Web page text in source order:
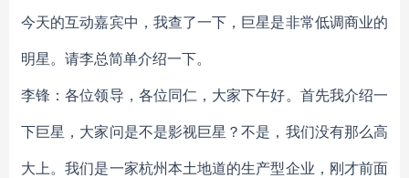
今天的互动嘉宾中，我查了一下，巨星是非常低调商业的
明星。请李总简单介绍一下。
李锋：各位领导，各位同仁，大家下午好。首先我介绍一
下巨星，大家问是不是影视巨星？不是，我们没有那么高
大上。我们是一家杭州本土地道的生产型企业，刚才前面